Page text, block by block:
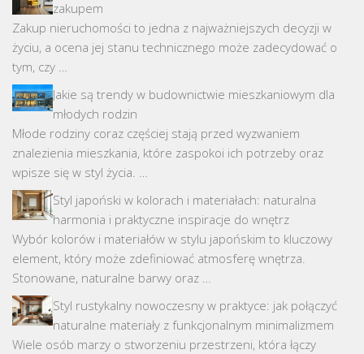
zakupem
Zakup nieruchomości to jedna z najważniejszych decyzji w
życiu, a ocena jej stanu technicznego może zadecydować o
tym, czy …
Jakie są trendy w budownictwie mieszkaniowym dla
młodych rodzin
Młode rodziny coraz częściej stają przed wyzwaniem
znalezienia mieszkania, które zaspokoi ich potrzeby oraz
wpisze się w styl życia. …
Styl japoński w kolorach i materiałach: naturalna
harmonia i praktyczne inspiracje do wnętrz
Wybór kolorów i materiałów w stylu japońskim to kluczowy
element, który może zdefiniować atmosferę wnętrza.
Stonowane, naturalne barwy oraz …
Styl rustykalny nowoczesny w praktyce: jak połączyć
naturalne materiały z funkcjonalnym minimalizmem
Wiele osób marzy o stworzeniu przestrzeni, która łączy